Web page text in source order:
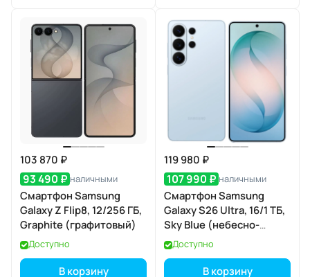
103 870 ₽
93 490 ₽ наличными
Смартфон Samsung
Galaxy Z Flip8, 12/256 ГБ,
Graphite (графитовый)
Доступно
В корзину
119 980 ₽
107 990 ₽ наличными
Смартфон Samsung
Galaxy S26 Ultra, 16/1 ТБ,
Sky Blue (небесно-
голубой)
Доступно
В корзину